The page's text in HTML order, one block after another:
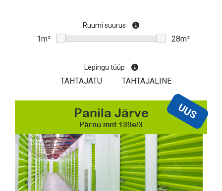
Ruumi suurus
Lepingu tüüp
TÄHTAJATU TÄHTAJALINE
Panila Järve
Pärnu mnt 139e/3
UUS